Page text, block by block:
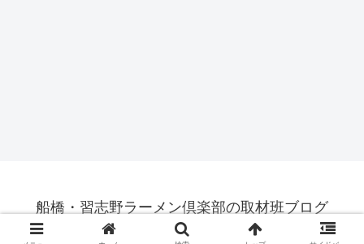
船橋・習志野ラーメン倶楽部の取材班ブログ
© 2015-2026 船橋・習志野ラーメン倶楽部の取材班ブログ.